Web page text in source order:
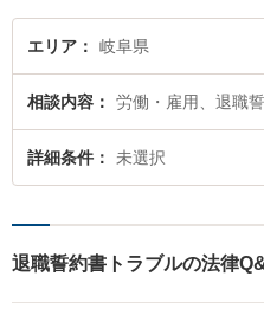
エリア 岐阜県
相談内容 労働・雇用、退職
詳細条件 未選択
退職誓約書トラブルの法律